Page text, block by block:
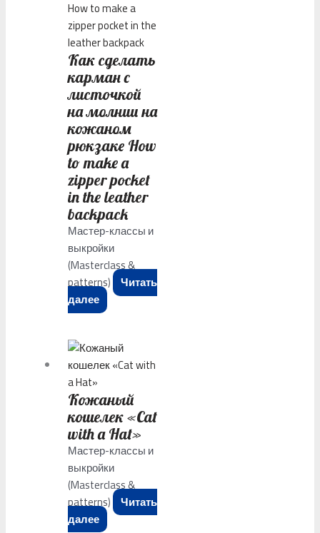
Как сделать
карман c
листочкой
на молнии на
кожаном
рюкзаке How
to make a
zipper pocket
in the leather
backpack
Мастер-классы и
выкройки
(Masterclass &
patterns)
Читать
далее
Кожаный
кошелек «Cat
with a Hat»
Мастер-классы и
выкройки
(Masterclass &
patterns)
Читать
далее